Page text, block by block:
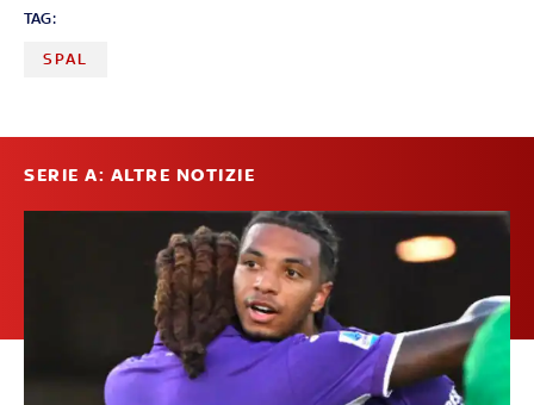
TAG:
SPAL
SERIE A: ALTRE NOTIZIE